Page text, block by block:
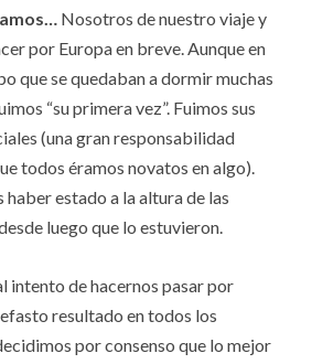
Nosotros de nuestro viaje y
por Europa en breve. Aunque en
que se quedaban a dormir muchas
“su primera vez”. Fuimos sus
(una gran responsabilidad
todos éramos novatos en algo).
estado a la altura de las
luego que lo estuvieron.
intento de hacernos pasar por
resultado en todos los
por consenso que lo mejor